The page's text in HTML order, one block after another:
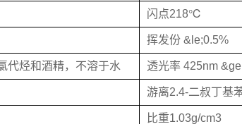
闪点218℃
挥发份 &le;0.5%
代烃和酒精，不溶于水 透光率 425nm
游离2.4-二叔丁基
比重1.03g/cm3